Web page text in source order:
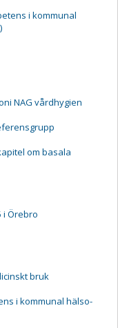
i kommunal
NAG vårdhygien
om basala
i Örebro
bruk
i kommunal hälso-